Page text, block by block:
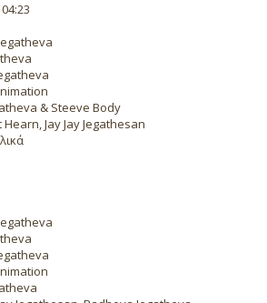
04:23
& Steeve Body
Jay Jay Jegathesan